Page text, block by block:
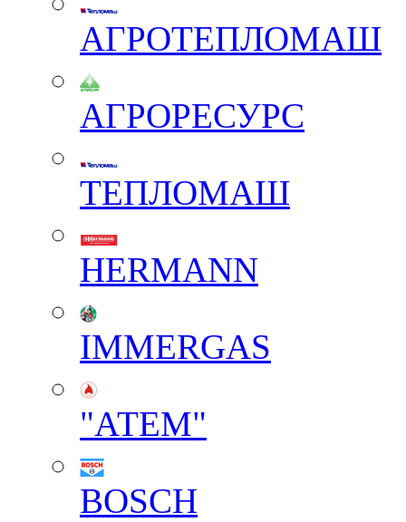
АГРОТЕПЛОМАШ
АГРОРЕСУРС
ТЕПЛОМАШ
HERMANN
IMMERGAS
"АТЕМ"
BOSCH